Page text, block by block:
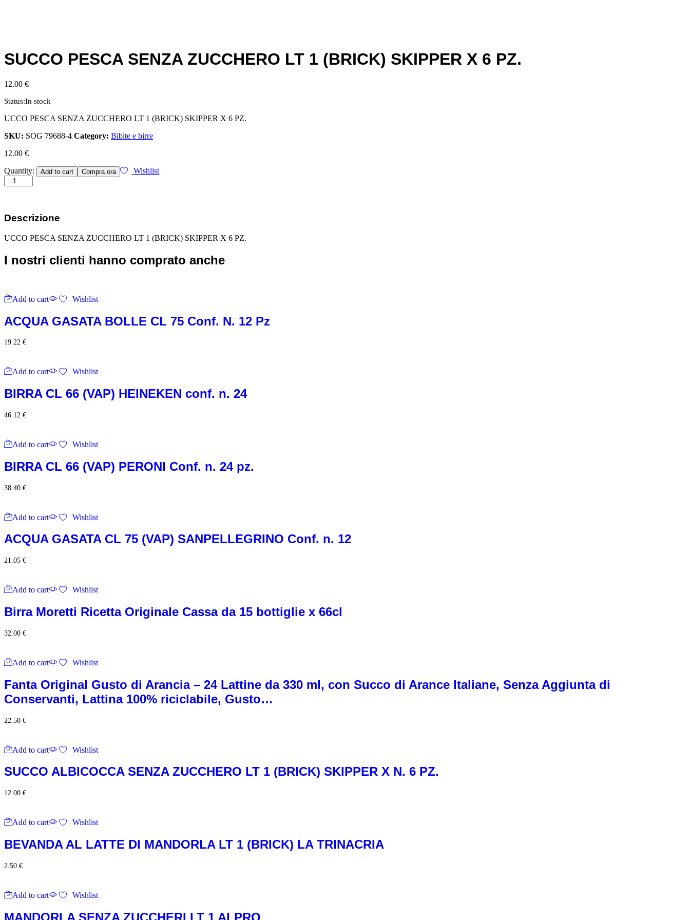
SUCCO PESCA SENZA ZUCCHERO LT 1 (BRICK) SKIPPER X 6 PZ.
12.00 €
Status:In stock
UCCO PESCA SENZA ZUCCHERO LT 1 (BRICK) SKIPPER X 6 PZ.
SKU: SOG 79688-4 Category: Bibite e birre
12.00 €
SUCCO
PESCA
SENZA
1
SKIPPER
PZ.
Quantity: Add to cart Compra ora Wishlist
Descrizione
UCCO PESCA SENZA ZUCCHERO LT 1 (BRICK) SKIPPER X 6 PZ.
I nostri clienti hanno comprato anche
Add to cart Wishlist
ACQUA GASATA BOLLE CL 75 Conf. N. 12 Pz
19.22 €
Add to cart Wishlist
BIRRA CL 66 (VAP) HEINEKEN conf. n. 24
46.12 €
Add to cart Wishlist
BIRRA CL 66 (VAP) PERONI Conf. n. 24 pz.
38.40 €
Add to cart Wishlist
ACQUA GASATA CL 75 (VAP) SANPELLEGRINO Conf. n. 12
21.05 €
Add to cart Wishlist
Birra Moretti Ricetta Originale Cassa da 15 bottiglie x 66cl
32.00 €
Add to cart Wishlist
Fanta Original Gusto di Arancia – 24 Lattine da 330 ml, con Succo di Arance Italiane, Senza Aggiunta di
Conservanti, Lattina 100% riciclabile, Gusto…
22.50 €
Add to cart Wishlist
SUCCO ALBICOCCA SENZA ZUCCHERO LT 1 (BRICK) SKIPPER X N. 6 PZ.
12.00 €
Add to cart Wishlist
BEVANDA AL LATTE DI MANDORLA LT 1 (BRICK) LA TRINACRIA
2.50 €
Add to cart Wishlist
MANDORLA SENZA ZUCCHERI LT 1 ALPRO